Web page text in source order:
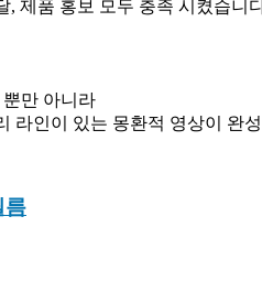
, 제품 홍보 모두 충족 시켰습니
만 아니라
라인이 있는 몽환적 영상이 완
름